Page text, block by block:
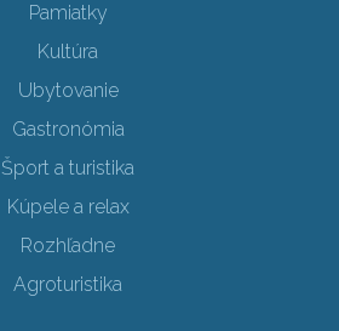
Pamiatky
Kultúra
Ubytovanie
Gastronómia
Šport a turistika
Kúpele a relax
Rozhľadne
Agroturistika